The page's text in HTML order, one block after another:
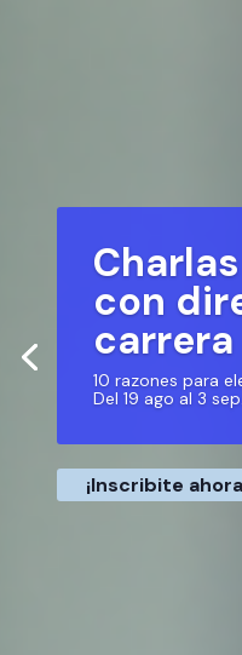
con
carrera
10 razones para
Del 19 ago al 3 sep.
¡Inscribite